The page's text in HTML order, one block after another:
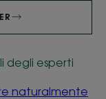
degli esperti
naturalmente